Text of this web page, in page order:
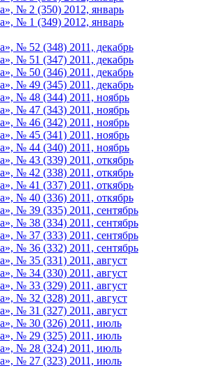
№ 2 (350) 2012, январь
№ 1 (349) 2012, январь
№ 52 (348) 2011, декабрь
№ 51 (347) 2011, декабрь
№ 50 (346) 2011, декабрь
№ 49 (345) 2011, декабрь
№ 48 (344) 2011, ноябрь
№ 47 (343) 2011, ноябрь
№ 46 (342) 2011, ноябрь
№ 45 (341) 2011, ноябрь
№ 44 (340) 2011, ноябрь
№ 43 (339) 2011, откябрь
№ 42 (338) 2011, откябрь
№ 41 (337) 2011, откябрь
№ 40 (336) 2011, откябрь
№ 39 (335) 2011, сентябрь
№ 38 (334) 2011, сентябрь
№ 37 (333) 2011, сентябрь
№ 36 (332) 2011, сентябрь
№ 35 (331) 2011, август
№ 34 (330) 2011, август
№ 33 (329) 2011, август
№ 32 (328) 2011, август
№ 31 (327) 2011, август
№ 30 (326) 2011, июль
№ 29 (325) 2011, июль
№ 28 (324) 2011, июль
№ 27 (323) 2011, июль